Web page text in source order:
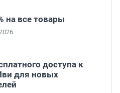
на все товары
доступа к
для новых